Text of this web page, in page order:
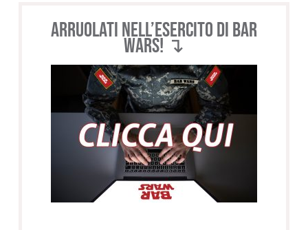
Arruolati nell’esercito di BAR
WARS! ↴